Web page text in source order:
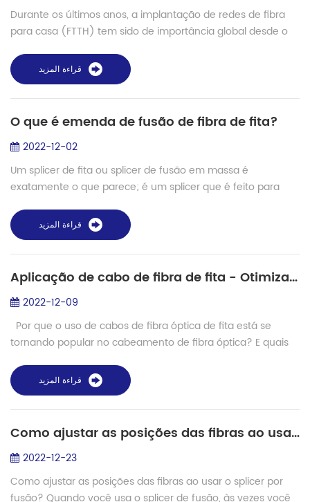
Durante os últimos anos, a implantação de redes de fibra
para casa (FTTH) tem sido de importância global desde o
dedicada de cabo de fibra monomodo. as ...
قراءة المزيد
O que é emenda de fusão de fibra de fita?
2022-12-02
Um splicer de fita ou splicer de fusão em massa é
exatamente o que parece; é um splicer que é feito para
única fibra em um ciclo de emenda, a máq...
قراءة المزيد
Aplicação de cabo de fibra de fita - Otimização da capacidade de rede
2022-12-09
Por que o uso de cabos de fibra óptica de fita está se
tornando popular no cabeamento de fibra óptica? E quais
diferenças entre o cabo de ...
قراءة المزيد
Como ajustar as posições das fibras ao usar o splicer por fusão?
2022-12-23
Como ajustar as posições das fibras ao usar o splicer por
fusão? Quando você usa o splicer de fusão, às vezes você